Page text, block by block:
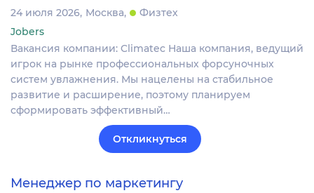
24 июля 2026 Москва
Физтех
Jobers
Вакансия компании: Climatec Наша компания, ведущий
игрок на рынке профессиональных форсуночных
систем увлажнения. Мы нацелены на стабильное
развитие и расширение, поэтому планируем
сформировать эффективный…
Откликнуться
Менеджер по маркетингу